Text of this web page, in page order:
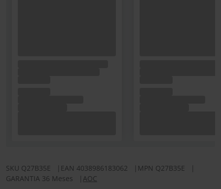
SKU Q27B35E EAN 4038986183062 MPN Q27B35E
GARANTIA 36 Meses
AOC